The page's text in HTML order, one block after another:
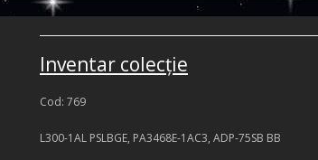
Inventar colecţie
Cod: 769
L300-1AL PSLBGE, PA3468E-1AC3, ADP-75SB BB